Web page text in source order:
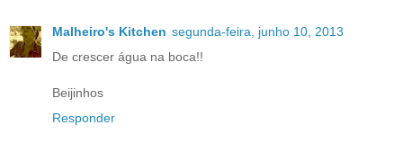
Malheiro's Kitchen segunda-feira, junho 10, 2013
De crescer água na boca!!
Beijinhos
Responder